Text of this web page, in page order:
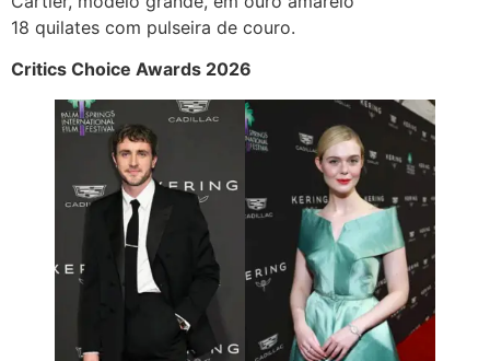
18 quilates com pulseira de couro.
Critics Choice Awards 2026